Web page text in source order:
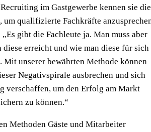
im Gastgewerbe kennen sie die
um qualifizierte Fachkräfte
gibt die Fachleute ja. Man muss aber
diese erreicht und wie man diese für sich
Mit unserer bewährten Methode können
Negativspirale ausbrechen und sich
verschaffen, um den Erfolg am Markt
zu können.“
Methoden Gäste und Mitarbeiter